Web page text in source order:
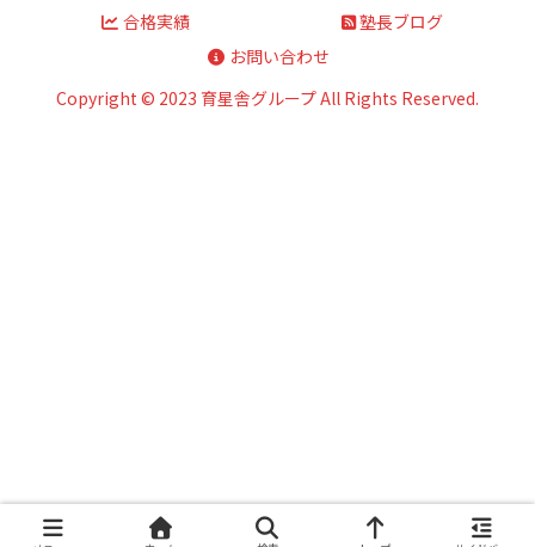
合格実績
塾長ブログ
お問い合わせ
Copyright © 2023 育星舎グループ All Rights Reserved.